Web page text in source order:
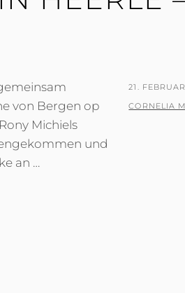
von Bergen op
Michiels
und
an …
POSTED
ON
21.
BY
CORNELIA